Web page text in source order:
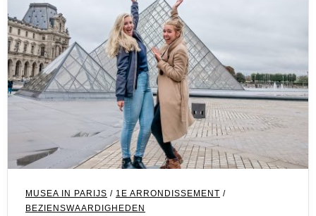
MUSEA IN PARIJS / 1E ARRONDISSEMENT /
BEZIENSWAARDIGHEDEN